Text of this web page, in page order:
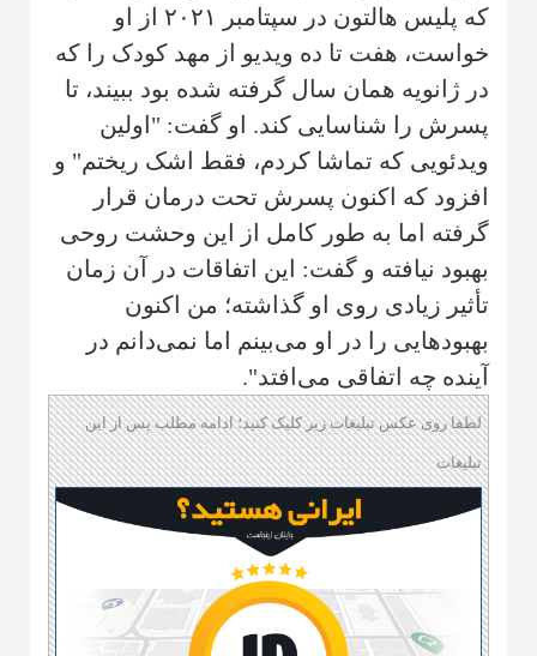
که پلیس هالتون در سپتامبر ۲۰۲۱ از او
خواست، هفت تا ده ویدیو از مهد کودک را که
در ژانویه همان سال گرفته شده بود ببیند، تا
پسرش را شناسایی کند. او گفت: "اولین
ویدئویی که تماشا کردم، فقط اشک ریختم" و
افزود که اکنون پسرش تحت درمان قرار
گرفته اما به طور کامل از این وحشت روحی
بهبود نیافته و گفت: این اتفاقات در آن زمان
تأثیر زیادی روی او گذاشته؛ من اکنون
بهبودهایی را در او می‌بینم اما نمی‌دانم در
آینده چه اتفاقی می‌افتد".
لطفا روی عکس تبلیغات زیر کلیک کنید؛ ادامه مطلب پس از این
تبلیغات